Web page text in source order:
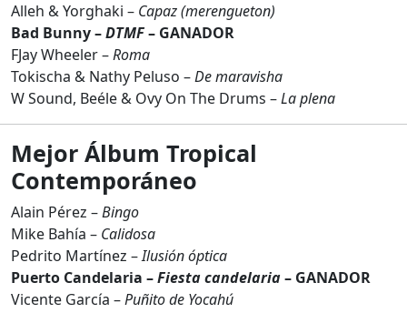
Alleh & Yorghaki – Capaz (merengueton)
Bad Bunny –DTMF– GANADOR
FJay Wheeler –Roma
Tokischa & Nathy Peluso –De maravisha
W Sound, Beéle & Ovy On The Drums –La plena
Mejor Álbum Tropical
Contemporáneo
Alain Pérez –Bingo
Mike Bahía – Calidosa
Pedrito Martínez –Ilusión óptica
Puerto Candelaria –Fiesta candelaria– GANADOR
Vicente García –Puñito de Yocahú